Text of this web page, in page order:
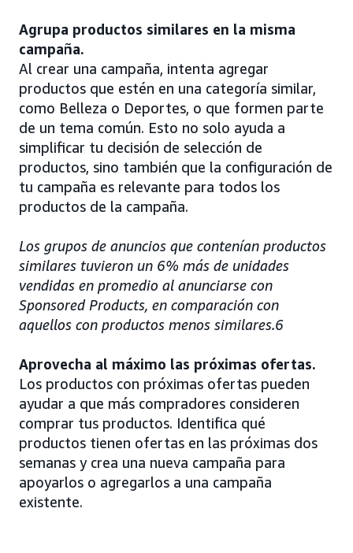
Agrupa productos similares en la misma
campaña.
Al crear una campaña, intenta agregar
productos que estén en una categoría similar,
como Belleza o Deportes, o que formen parte
de un tema común. Esto no solo ayuda a
simplificar tu decisión de selección de
productos, sino también que la configuración de
tu campaña es relevante para todos los
productos de la campaña.
Los grupos de anuncios que contenían productos
similares tuvieron un 6% más de unidades
vendidas en promedio al anunciarse con
Sponsored Products, en comparación con
aquellos con productos menos similares.6
Aprovecha al máximo las próximas ofertas.
Los productos con próximas ofertas pueden
ayudar a que más compradores consideren
comprar tus productos. Identifica qué
productos tienen ofertas en las próximas dos
semanas y crea una nueva campaña para
apoyarlos o agregarlos a una campaña
existente.